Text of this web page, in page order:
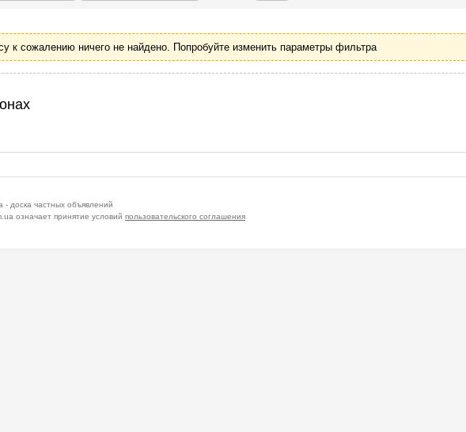
к сожалению ничего не найдено. Попробуйте изменить параметры фильтра
- доска частных объявлений
означает принятие условий пользовательского соглашения